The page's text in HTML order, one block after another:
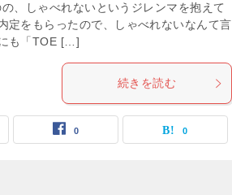
、しゃべれないというジレンマを抱えて
定をもらったので、しゃべれないなんて言
も「TOE […]
続きを読む
0 0